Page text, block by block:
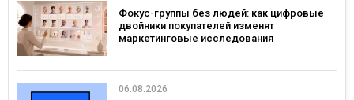
Фокус-группы без людей: как цифровые
двойники покупателей изменят
маркетинговые исследования
06.08.2026